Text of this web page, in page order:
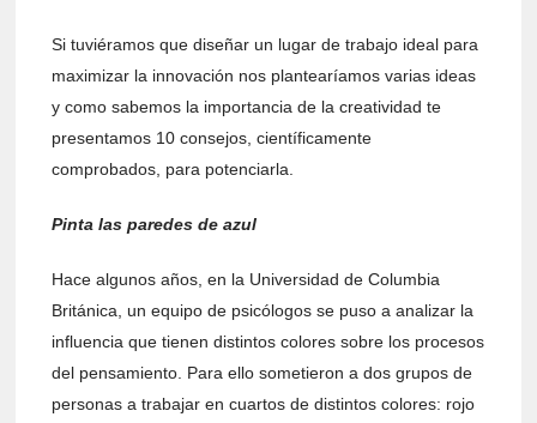
Si tuviéramos que diseñar un lugar de trabajo ideal para
maximizar la innovación nos plantearíamos varias ideas
y como sabemos la importancia de la creatividad te
presentamos 10 consejos, científicamente
comprobados, para potenciarla.
Pinta las paredes de azul
Hace algunos años, en la Universidad de Columbia
Británica, un equipo de psicólogos se puso a analizar la
influencia que tienen distintos colores sobre los procesos
del pensamiento. Para ello sometieron a dos grupos de
personas a trabajar en cuartos de distintos colores: rojo